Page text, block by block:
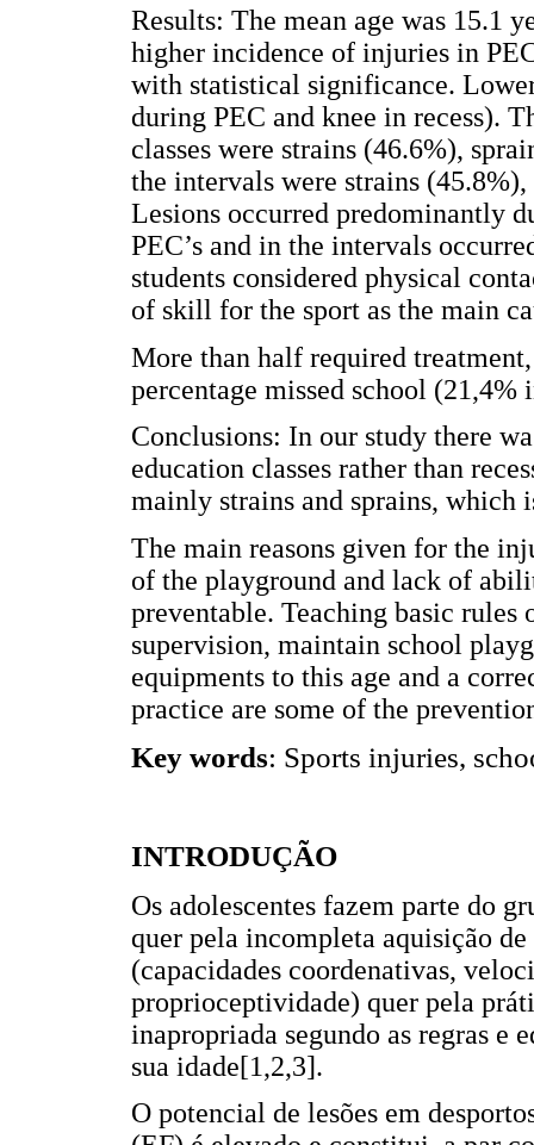
Results: The mean age was 15.1
higher incidence of injuries in
with statistical significance.
during PEC and knee in recess).
classes were strains (46.6%),
the intervals were strains
Lesions occurred predominantly
PEC’s and in the intervals
students considered physical
of skill for the sport as the main
More than half required
percentage missed school (21,4%
Conclusions: In our study there
education classes rather than
mainly strains and sprains, which
The main reasons given for the
of the playground and lack of
preventable. Teaching basic
supervision, maintain school
equipments to this age and a
practice are some of the
Key words: Sports injuries,
INTRODUÇÃO
Os adolescentes fazem parte do
quer pela incompleta aquisição
(capacidades coordenativas,
proprioceptividade) quer pela
inapropriada segundo as regras e
sua idade[1,2,3].
O potencial de lesões em